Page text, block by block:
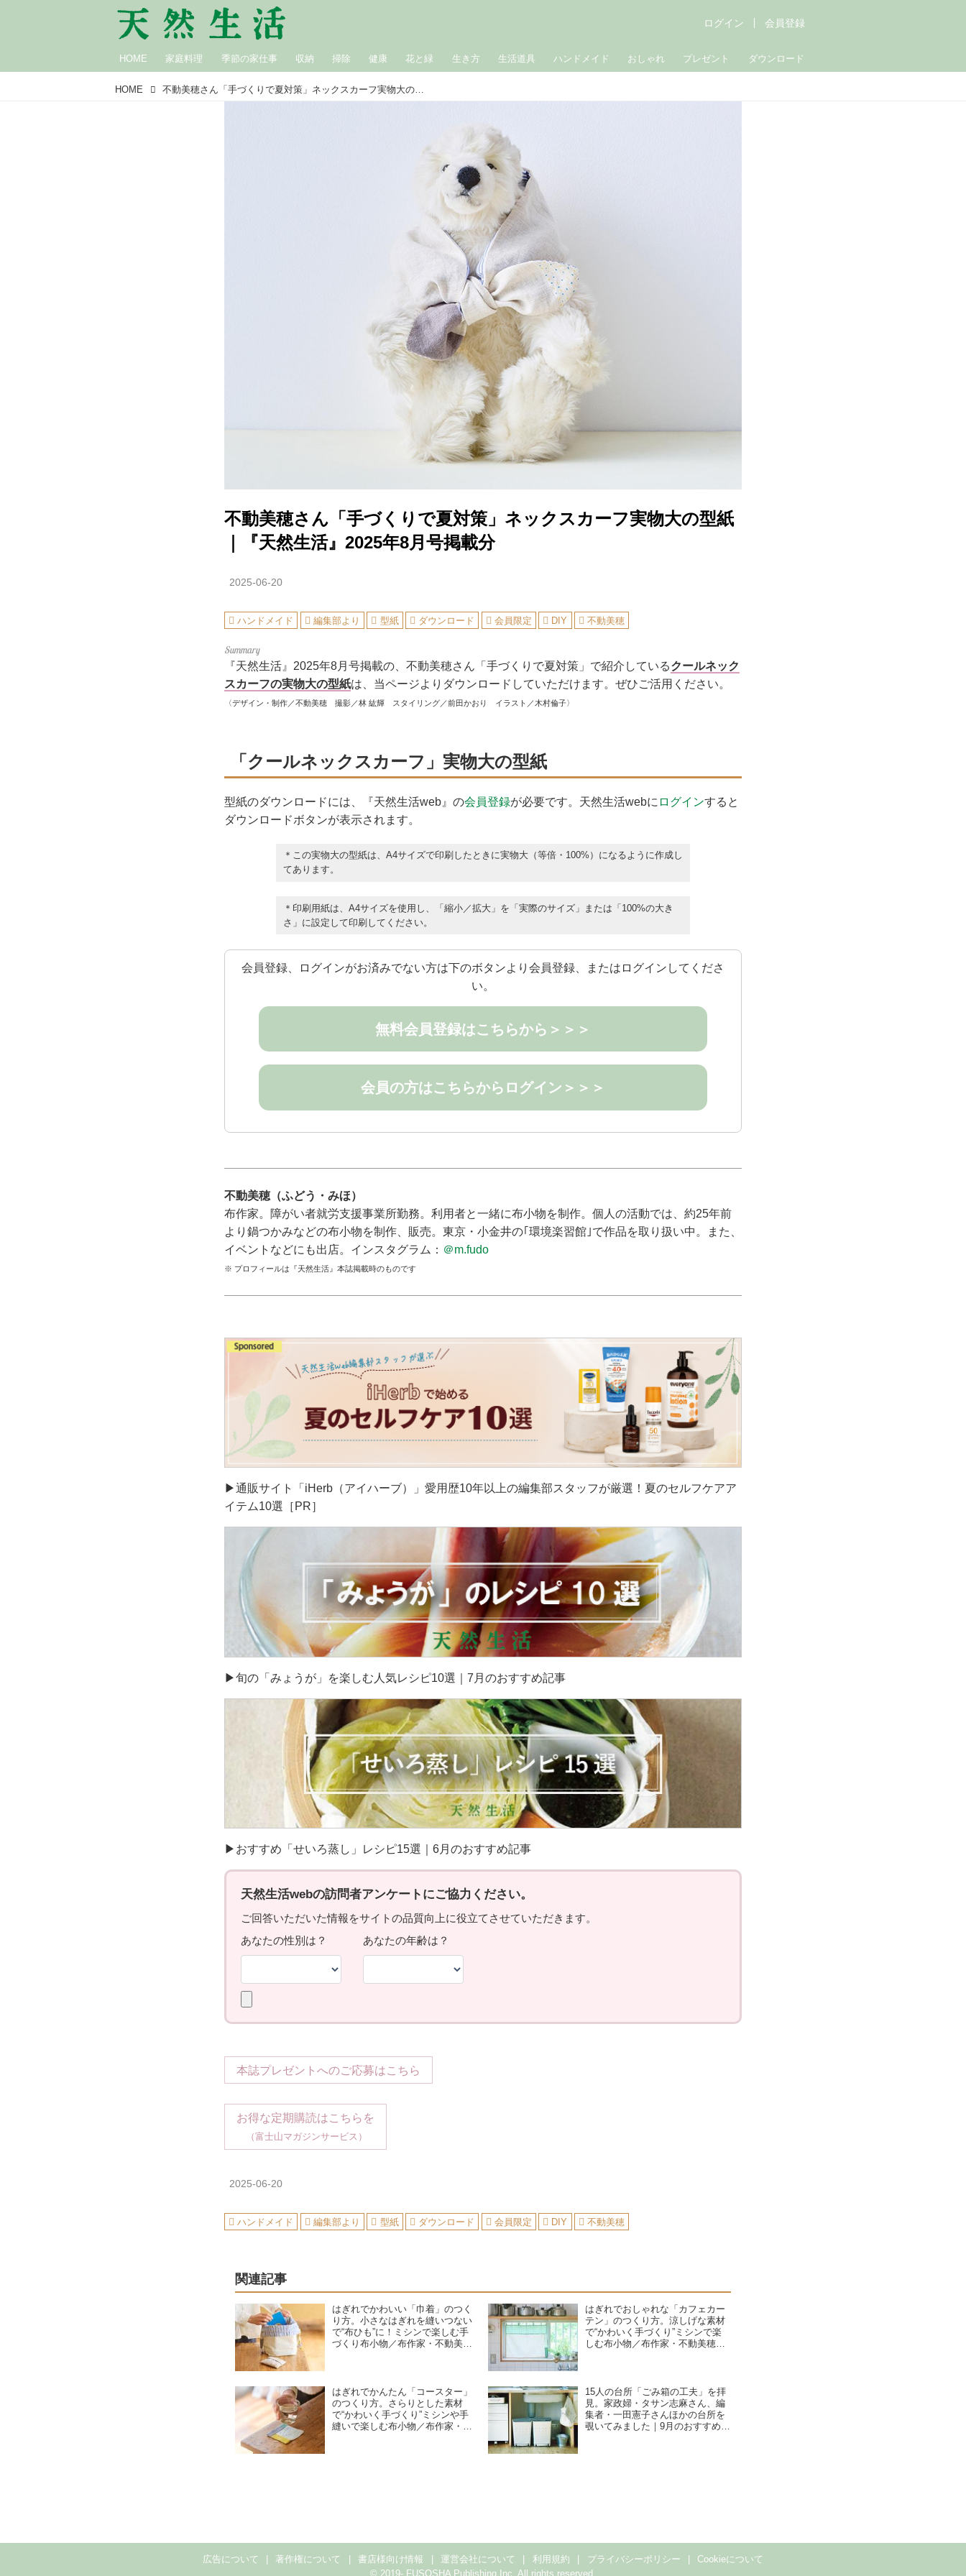
HOME 家庭料理 季節の家仕事 収納 掃除 健康 花と緑 生き方 生活道具 ハンドメイド おしゃれ プレゼント ダウンロード
ログイン 会員登録
HOME 不動美穂さん「手づくりで夏対策」ネックスカーフ実物大の型紙｜『天然生活』2025年8月号掲載分
不動美穂さん「手づくりで夏対策」ネックスカーフ実物大の型紙
｜『天然生活』2025年8月号掲載分
2025-06-20
ハンドメイド 編集部より 型紙 ダウンロード 会員限定 DIY 不動美穂
『天然生活』2025年8月号掲載の、不動美穂さん「手づくりで夏対策」で紹介しているクールネック
スカーフの実物大の型紙は、当ページよりダウンロードしていただけます。ぜひご活用ください。
〈デザイン・制作／不動美穂 撮影／林 紘輝 スタイリング／前田かおり イラスト／木村倫子〉
「クールネックスカーフ」実物大の型紙
型紙のダウンロードには、『天然生活web』の会員登録が必要です。天然生活webに ログインすると
ダウンロードボタンが表示されます。
＊この実物大の型紙は、A4サイズで印刷したときに実物大（等倍・100%）になるように作成し
てあります。
＊印刷用紙は、A4サイズを使用し、「縮小／拡大」を「実際のサイズ」または「100%の大き
さ」に設定して印刷してください。
会員登録、ログインがお済みでない方は下のボタンより会員登録、またはログインしてくださ
い。
無料会員登録はこちらから＞＞＞
会員の方はこちらからログイン＞＞＞
不動美穂（ふどう・みほ）
布作家。障がい者就労支援事業所勤務。利用者と一緒に布小物を制作。個人の活動では、約25年前
より鍋つかみなどの布小物を制作、販売。東京・小金井の｢環境楽習館｣で作品を取り扱い中。また、
イベントなどにも出店。インスタグラム： ＠m.fudo
※ プロフィールは『天然生活』本誌掲載時のものです
▶通販サイト「iHerb（アイハーブ）」愛用歴10年以上の編集部スタッフが厳選！夏のセルフケアア
イテム10選［PR］
▶旬の「みょうが」を楽しむ人気レシピ10選｜7月のおすすめ記事
▶おすすめ「せいろ蒸し」レシピ15選｜6月のおすすめ記事
本誌プレゼントへのご応募はこちら
お得な定期購読はこちらを
（富士山マガジンサービス）
2025-06-20
ハンドメイド 編集部より 型紙 ダウンロード 会員限定 DIY 不動美穂
関連記事
はぎれでかわいい「巾着」のつく
り方。小さなはぎれを縫いつない
で“布ひも”に！ミシンで楽しむ手
づくり布小物／布作家・不動美穂
はぎれでおしゃれな「カフェカー
テン」のつくり方。涼しげな素材
で“かわいく手づくり”ミシンで楽
しむ布小物／布作家・不動美穂さ
はぎれでかんたん「コースター」
のつくり方。さらりとした素材
で“かわいく手づくり”ミシンや手
縫いで楽しむ布小物／布作家・不
15人の台所「ごみ箱の工夫」を拝
見。家政婦・タサン志麻さん、編
集者・一田憲子さんほかの台所を
覗いてみました｜9月のおすすめ記
広告について 著作権について 書店様向け情報 運営会社について 利用規約 プライバシーポリシー
Cookieについて
© 2019- FUSOSHA Publishing Inc. All rights reserved.